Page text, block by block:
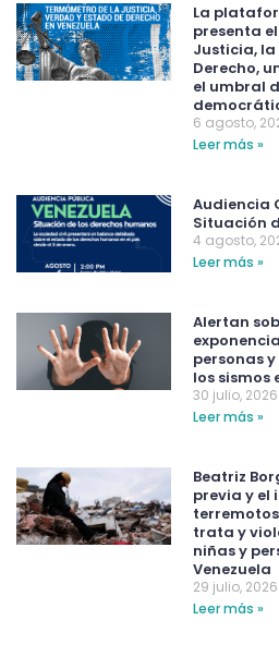
La
presenta
Justicia, la
Derecho,
el umbral
6 agosto,
Leer más »
Audiencia
Situación
4 agosto,
Leer más »
Alertan
personas
los sismos
30 julio, 2026
Leer más »
Beatriz
previa y el
trata y
niñas y
Venezuela
29 julio, 2026
Leer más »